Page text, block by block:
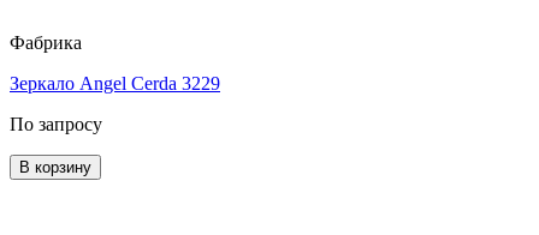
Фабрика
Зеркало Angel Cerda 3229
По запросу
В корзину